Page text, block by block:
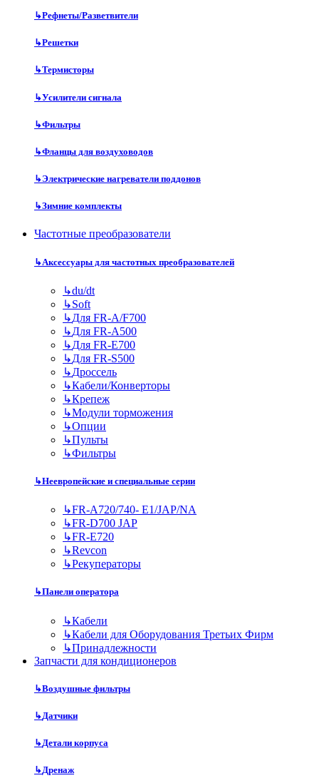
↳Рефнеты/Разветвители
↳Решетки
↳Термисторы
↳Усилители сигнала
↳Фильтры
↳Фланцы для воздуховодов
↳Электрические нагреватели поддонов
↳Зимние комплекты
Частотные преобразователи
↳Аксессуары для частотных преобразователей
↳du/dt
↳Soft
↳Для FR-A/F700
↳Для FR-A500
↳Для FR-E700
↳Для FR-S500
↳Дроссель
↳Кабели/Конверторы
↳Крепеж
↳Модули торможения
↳Опции
↳Пульты
↳Фильтры
↳Неевропейские и специальные серии
↳FR-A720/740- E1/JAP/NA
↳FR-D700 JAP
↳FR-E720
↳Revcon
↳Рекуператоры
↳Панели оператора
↳Кабели
↳Кабели для Оборудования Третьих Фирм
↳Принадлежности
Запчасти для кондиционеров
↳Воздушные фильтры
↳Датчики
↳Детали корпуса
↳Дренаж